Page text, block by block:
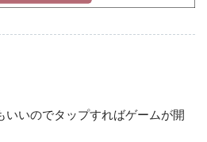
いいのでタップすればゲームが開